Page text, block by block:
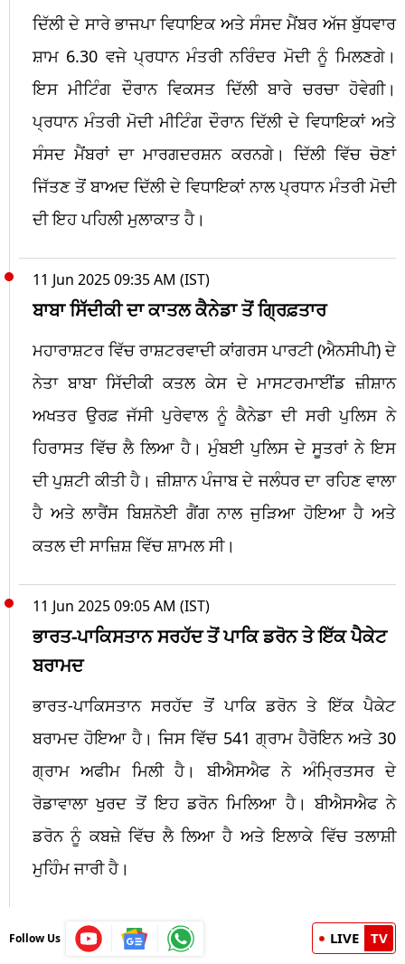
ਦਿੱਲੀ ਦੇ ਸਾਰੇ ਭਾਜਪਾ ਵਿਧਾਇਕ ਅਤੇ ਸੰਸਦ ਮੈਂਬਰ ਅੱਜ ਬੁੱਧਵਾਰ
ਸ਼ਾਮ 6.30 ਵਜੇ ਪ੍ਰਧਾਨ ਮੰਤਰੀ ਨਰਿੰਦਰ ਮੋਦੀ ਨੂੰ ਮਿਲਣਗੇ।
ਇਸ ਮੀਟਿੰਗ ਦੌਰਾਨ ਵਿਕਸਤ ਦਿੱਲੀ ਬਾਰੇ ਚਰਚਾ ਹੋਵੇਗੀ।
ਪ੍ਰਧਾਨ ਮੰਤਰੀ ਮੋਦੀ ਮੀਟਿੰਗ ਦੌਰਾਨ ਦਿੱਲੀ ਦੇ ਵਿਧਾਇਕਾਂ ਅਤੇ
ਸੰਸਦ ਮੈਂਬਰਾਂ ਦਾ ਮਾਰਗਦਰਸ਼ਨ ਕਰਨਗੇ। ਦਿੱਲੀ ਵਿੱਚ ਚੋਣਾਂ
ਜਿੱਤਣ ਤੋਂ ਬਾਅਦ ਦਿੱਲੀ ਦੇ ਵਿਧਾਇਕਾਂ ਨਾਲ ਪ੍ਰਧਾਨ ਮੰਤਰੀ ਮੋਦੀ
ਦੀ ਇਹ ਪਹਿਲੀ ਮੁਲਾਕਾਤ ਹੈ।
11 Jun 2025 09:35 AM (IST)
ਬਾਬਾ ਸਿੱਦੀਕੀ ਦਾ ਕਾਤਲ ਕੈਨੇਡਾ ਤੋਂ ਗ੍ਰਿਫ਼ਤਾਰ
ਮਹਾਰਾਸ਼ਟਰ ਵਿੱਚ ਰਾਸ਼ਟਰਵਾਦੀ ਕਾਂਗਰਸ ਪਾਰਟੀ (ਐਨਸੀਪੀ) ਦੇ
ਨੇਤਾ ਬਾਬਾ ਸਿੱਦੀਕੀ ਕਤਲ ਕੇਸ ਦੇ ਮਾਸਟਰਮਾਈਂਡ ਜ਼ੀਸ਼ਾਨ
ਅਖਤਰ ਉਰਫ਼ ਜੱਸੀ ਪੁਰੇਵਾਲ ਨੂੰ ਕੈਨੇਡਾ ਦੀ ਸਰੀ ਪੁਲਿਸ ਨੇ
ਹਿਰਾਸਤ ਵਿੱਚ ਲੈ ਲਿਆ ਹੈ। ਮੁੰਬਈ ਪੁਲਿਸ ਦੇ ਸੂਤਰਾਂ ਨੇ ਇਸ
ਦੀ ਪੁਸ਼ਟੀ ਕੀਤੀ ਹੈ। ਜ਼ੀਸ਼ਾਨ ਪੰਜਾਬ ਦੇ ਜਲੰਧਰ ਦਾ ਰਹਿਣ ਵਾਲਾ
ਹੈ ਅਤੇ ਲਾਰੈਂਸ ਬਿਸ਼ਨੋਈ ਗੈਂਗ ਨਾਲ ਜੁੜਿਆ ਹੋਇਆ ਹੈ ਅਤੇ
ਕਤਲ ਦੀ ਸਾਜ਼ਿਸ਼ ਵਿੱਚ ਸ਼ਾਮਲ ਸੀ।
11 Jun 2025 09:05 AM (IST)
ਭਾਰਤ-ਪਾਕਿਸਤਾਨ ਸਰਹੱਦ ਤੋਂ ਪਾਕਿ ਡਰੋਨ ਤੇ ਇੱਕ ਪੈਕੇਟ
ਬਰਾਮਦ
ਭਾਰਤ-ਪਾਕਿਸਤਾਨ ਸਰਹੱਦ ਤੋਂ ਪਾਕਿ ਡਰੋਨ ਤੇ ਇੱਕ ਪੈਕੇਟ
ਬਰਾਮਦ ਹੋਇਆ ਹੈ। ਜਿਸ ਵਿੱਚ 541 ਗ੍ਰਾਮ ਹੈਰੋਇਨ ਅਤੇ 30
ਗ੍ਰਾਮ ਅਫੀਮ ਮਿਲੀ ਹੈ। ਬੀਐਸਐਫ ਨੇ ਅੰਮ੍ਰਿਤਸਰ ਦੇ
ਰੋਡਾਵਾਲਾ ਖੁਰਦ ਤੋਂ ਇਹ ਡਰੋਨ ਮਿਲਿਆ ਹੈ। ਬੀਐਸਐਫ ਨੇ
ਡਰੋਨ ਨੂੰ ਕਬਜ਼ੇ ਵਿੱਚ ਲੈ ਲਿਆ ਹੈ ਅਤੇ ਇਲਾਕੇ ਵਿੱਚ ਤਲਾਸ਼ੀ
ਮੁਹਿੰਮ ਜਾਰੀ ਹੈ।
Follow Us LIVE TV